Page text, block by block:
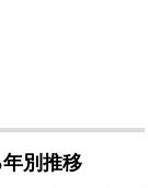
別推移